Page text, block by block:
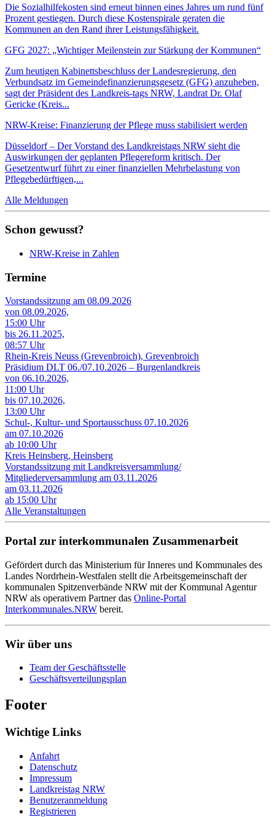
Die Sozialhilfekosten sind erneut binnen eines Jahres um rund fünf
Prozent gestiegen. Durch diese Kostenspirale geraten die
Kommunen an den Rand ihrer Leistungsfähigkeit.
GFG 2027: „Wichtiger Meilenstein zur Stärkung der Kommunen“
Zum heutigen Kabinettsbeschluss der Landesregierung, den
Verbundsatz im Gemeindefinanzierungsgesetz (GFG) anzuheben,
sagt der Präsident des Landkreis-tags NRW, Landrat Dr. Olaf
Gericke (Kreis...
NRW-Kreise: Finanzierung der Pflege muss stabilisiert werden
Düsseldorf – Der Vorstand des Landkreistags NRW sieht die
Auswirkungen der geplanten Pflegereform kritisch. Der
Gesetzentwurf führt zu einer finanziellen Mehrbelastung von
Pflegebedürftigen,...
Alle Meldungen
Schon gewusst?
NRW-Kreise in Zahlen
Termine
Vorstandssitzung am 08.09.2026
von 08.09.2026,
15:00 Uhr
bis 26.11.2025,
08:57 Uhr
Rhein-Kreis Neuss (Grevenbroich), Grevenbroich
Präsidium DLT 06./07.10.2026 – Burgenlandkreis
von 06.10.2026,
11:00 Uhr
bis 07.10.2026,
13:00 Uhr
Schul-, Kultur- und Sportausschuss 07.10.2026
am 07.10.2026
ab 10:00 Uhr
Kreis Heinsberg, Heinsberg
Vorstandssitzung mit Landkreisversammlung/
Mitgliederversammlung am 03.11.2026
am 03.11.2026
ab 15:00 Uhr
Alle Veranstaltungen
Portal zur interkommunalen Zusammenarbeit
Gefördert durch das Ministerium für Inneres und Kommunales des
Landes Nordrhein-Westfalen stellt die Arbeitsgemeinschaft der
kommunalen Spitzenverbände NRW mit der Kommunal Agentur
NRW als operativem Partner das Online-Portal
Interkommunales.NRW bereit.
Wir über uns
Team der Geschäftsstelle
Geschäftsverteilungsplan
Footer
Wichtige Links
Anfahrt
Datenschutz
Impressum
Landkreistag NRW
Benutzeranmeldung
Registrieren